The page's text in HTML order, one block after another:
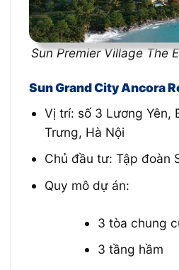
Sun Premier Village The
Sun Grand City Ancora
Vị trí: số 3 Lương Yên,
Trưng, Hà Nội
Chủ đầu tư: Tập đoàn
Quy mô dự án:
3 tòa chung
3 tầng hầm